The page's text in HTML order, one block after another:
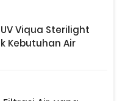
Viqua Sterilight
Kebutuhan Air